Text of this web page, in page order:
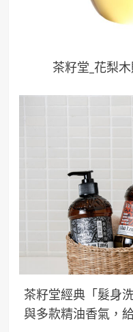
茶籽堂_花梨
茶籽堂經典「髮身
與多款精油香氣，